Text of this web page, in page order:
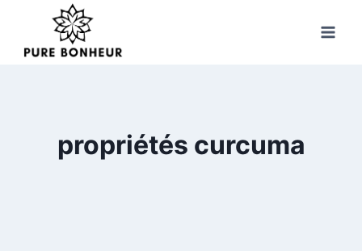
content
propriétés curcuma